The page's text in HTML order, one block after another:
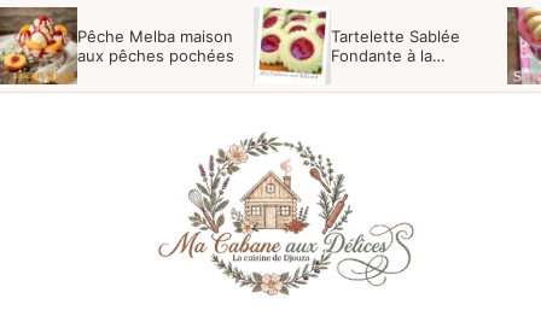
Aller
au
contenu
Pêche Melba maison
aux pêches pochées
Tartelette Sablée
Fondante à la
Impérial}